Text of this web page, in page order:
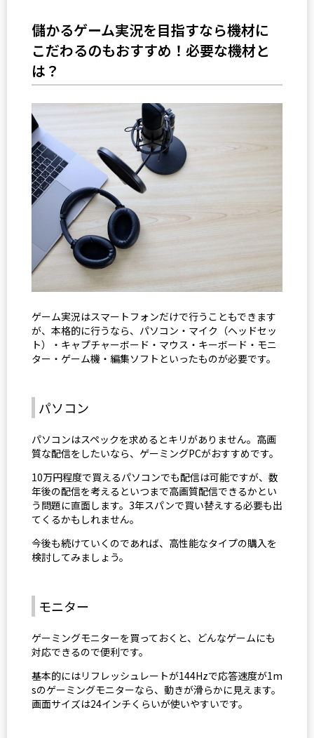
儲かるゲーム実況を目指すなら機材に
こだわるのもおすすめ！必要な機材と
は？
ゲーム実況はスマートフォンだけで行うこともできます
が、本格的に行うなら、パソコン・マイク（ヘッドセッ
ト）・キャプチャーボード・マウス・キーボード・モニ
ター・ゲーム機・編集ソフトといったものが必要です。
パソコン
パソコンはスペックを求めるとキリがありません。高画
質な配信をしたいなら、ゲーミングPCがおすすめです。
10万円程度で買えるパソコンでも配信は可能ですが、数
年後の配信を考えるといつまで高画質配信できるかとい
う問題に直面します。3年スパンで買い替えする必要も出
てくるかもしれません。
今後も続けていくのであれば、高性能なタイプの購入を
検討してみましょう。
モニター
ゲーミングモニターを買っておくと、どんなゲームにも
対応できるので便利です。
基本的にはリフレッシュレートが144Hzで応答速度が1m
sのゲーミングモニターなら、動きが滑らかに見えます。
画面サイズは24インチくらいが使いやすいです。